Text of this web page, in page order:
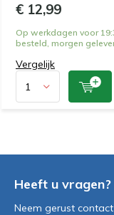
€ 12,99
Op werkdagen voor
besteld, morgen
Vergelijk
Heeft u vragen?
Neem gerust